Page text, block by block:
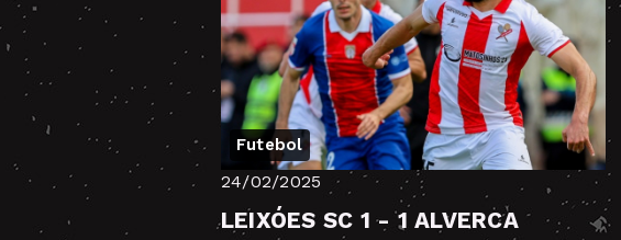
Futebol
24/02/2025
LEIXÓES SC 1 - 1 ALVERCA